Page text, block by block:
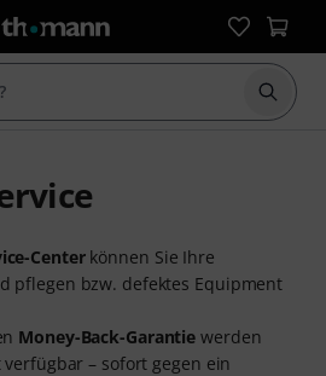
Suche
Centerkönnen Sie Ihre
pflegen bzw. defektes Equipment
Money-Back-Garantie werden
– sofort gegen ein